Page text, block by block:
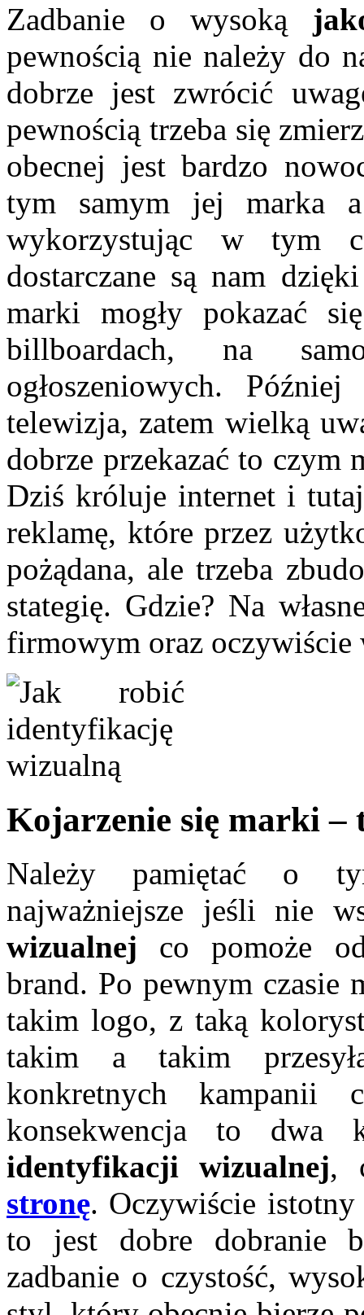
Zadbanie o wysoką
pewnością nie należy do
dobrze jest zwrócić
pewnością trzeba się
obecnej jest bardzo
tym samym jej marka
wykorzystując w tym
dostarczane są nam
marki mogły pokazać
billboardach, na
ogłoszeniowych.
telewizja, zatem wielką
dobrze przekazać to czym
Dziś króluje internet i
reklamę, które przez
pożądana, ale trzeba
stategię. Gdzie? Na
firmowym oraz oczywiście
Kojarzenie się marki
Należy pamiętać o
najważniejsze jeśli nie
wizualnej co pomoże
brand. Po pewnym czasie
takim logo, z taką
takim a takim
konkretnych
konsekwencja to dwa
identyfikacji wizualnej,
stronę. Oczywiście
to jest dobre dobranie
zadbanie o czystość,